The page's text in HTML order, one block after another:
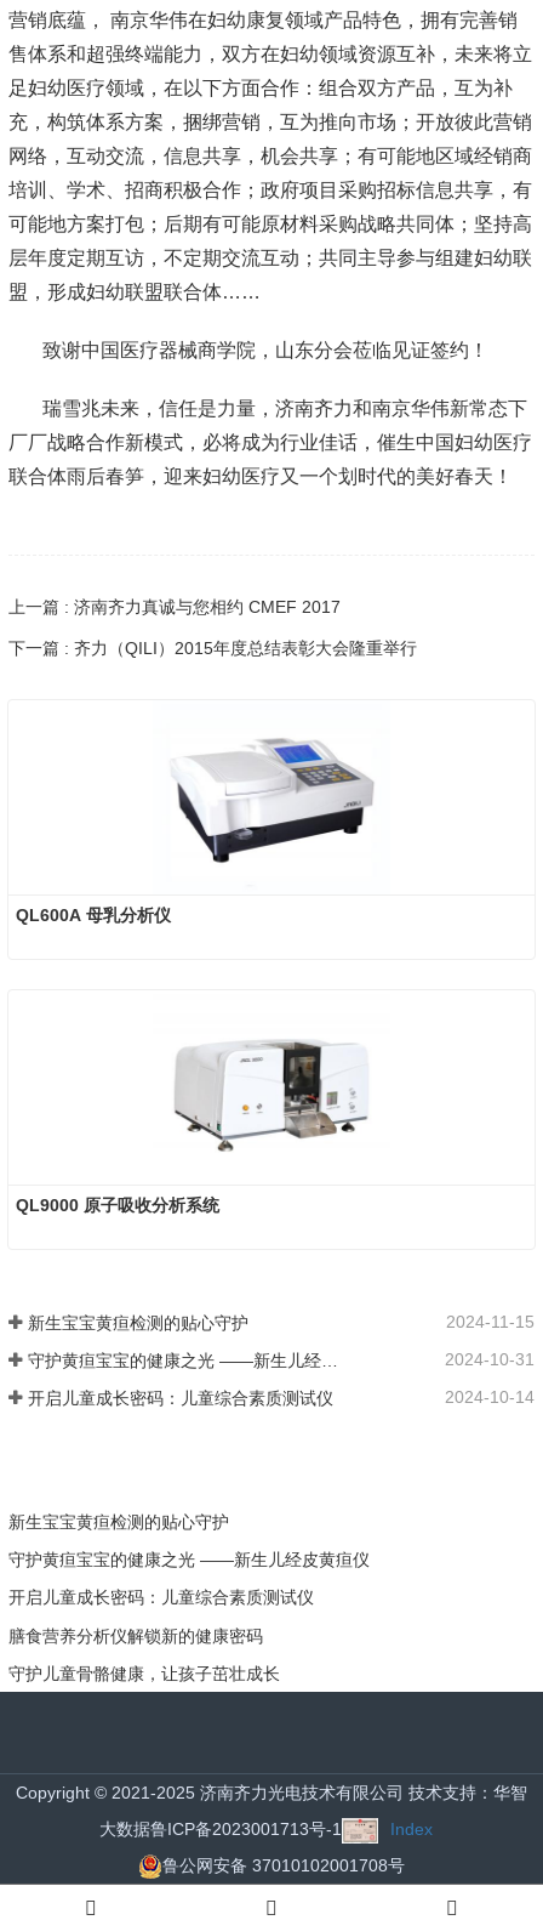
营销底蕴， 南京华伟在妇幼康复领域产品特色，拥有完善销
售体系和超强终端能力，双方在妇幼领域资源互补，未来将立
足妇幼医疗领域，在以下方面合作：组合双方产品，互为补
充，构筑体系方案，捆绑营销，互为推向市场；开放彼此营销
网络，互动交流，信息共享，机会共享；有可能地区域经销商
培训、学术、招商积极合作；政府项目采购招标信息共享，有
可能地方案打包；后期有可能原材料采购战略共同体；坚持高
层年度定期互访，不定期交流互动；共同主导参与组建妇幼联
盟，形成妇幼联盟联合体……
致谢中国医疗器械商学院，山东分会莅临见证签约！
瑞雪兆未来，信任是力量，济南齐力和南京华伟新常态下
厂厂战略合作新模式，必将成为行业佳话，催生中国妇幼医疗
联合体雨后春笋，迎来妇幼医疗又一个划时代的美好春天！
上一篇 : 济南齐力真诚与您相约 CMEF 2017
下一篇 : 齐力（QILI）2015年度总结表彰大会隆重举行
QL600A 母乳分析仪
QL9000 原子吸收分析系统
新生宝宝黄疸检测的贴心守护 2024-11-15
2024-10-31
开启儿童成长密码：儿童综合素质测试仪 2024-10-14
新生宝宝黄疸检测的贴心守护
守护黄疸宝宝的健康之光 ——新生儿经皮黄疸仪
开启儿童成长密码：儿童综合素质测试仪
膳食营养分析仪解锁新的健康密码
守护儿童骨骼健康，让孩子茁壮成长
Copyright © 2021-2025 济南齐力光电技术有限公司 技术支持：华智
大数据鲁ICP备2023001713号-1
Index
鲁公网安备 37010102001708号